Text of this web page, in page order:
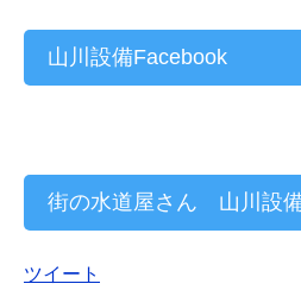
山川設備Facebook
街の水道屋さん 山川設
ツイート